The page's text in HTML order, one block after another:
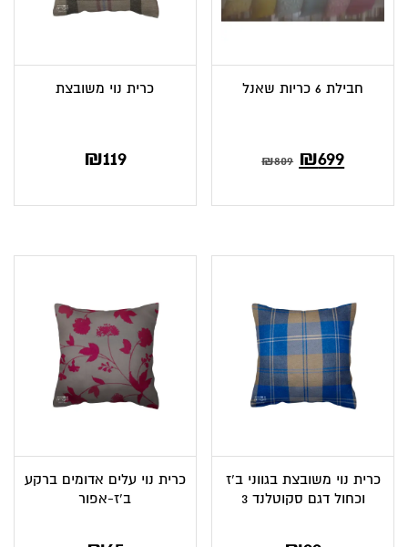
חבילת 6 כריות שאנל
₪809 המחיר
₪809.
₪699המחיר
₪699.
כרית נוי משובצת
₪119
כרית נוי משובצת בגווני ב’ז
וכחול דגם סקוטלנד 3
כרית נוי עלים אדומים ברקע
ב’ז-אפור